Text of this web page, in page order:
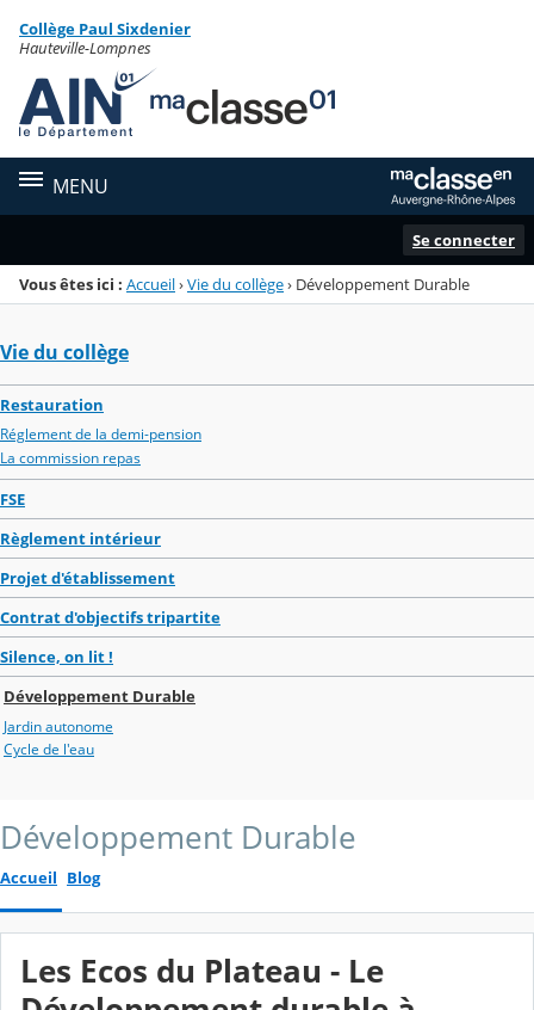
Menu de la rubrique
Contenu
Collège Paul Sixdenier
Hauteville-Lompnes
MENU
Se connecter
Vous êtes ici : Accueil›Vie du collège› Développement Durable
Vie du collège
Restauration
Réglement de la demi-pension
La commission repas
FSE
Règlement intérieur
Projet d'établissement
Contrat d'objectifs tripartite
Silence, on lit !
Développement Durable
Jardin autonome
Cycle de l'eau
Développement Durable
Accueil Blog
Les Ecos du Plateau - Le